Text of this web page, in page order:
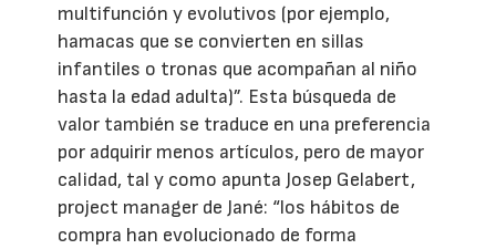
multifunción y evolutivos (por ejemplo,
hamacas que se convierten en sillas
infantiles o tronas que acompañan al niño
hasta la edad adulta)”. Esta búsqueda de
valor también se traduce en una preferencia
por adquirir menos artículos, pero de mayor
calidad, tal y como apunta Josep Gelabert,
project manager de Jané: “los hábitos de
compra han evolucionado de forma